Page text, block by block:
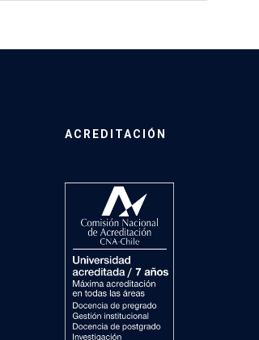
ACREDITACIÓN